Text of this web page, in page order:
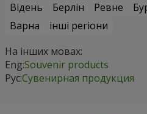
Відень
Берлін Ревне
Варна
інші регіони
На інших мовах:
Eng:Souvenir products
Рус:Сувенирная продукция